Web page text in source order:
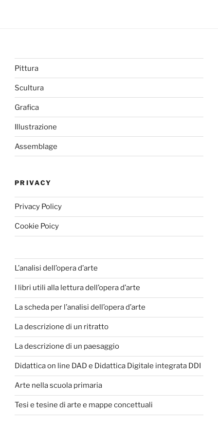
Pittura
Scultura
Grafica
Illustrazione
Assemblage
PRIVACY
Privacy Policy
Cookie Poicy
L’analisi dell’opera d’arte
I libri utili alla lettura dell’opera d’arte
La scheda per l’analisi dell’opera d’arte
La descrizione di un ritratto
La descrizione di un paesaggio
Didattica on line DAD e Didattica Digitale integrata DDI
Arte nella scuola primaria
Tesi e tesine di arte e mappe concettuali